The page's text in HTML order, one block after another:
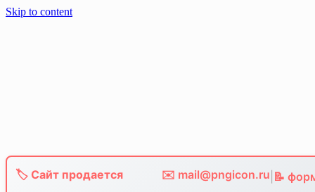
Skip to content
🏷️ Сайт продается ✉️ mail@pngicon.ru 📝